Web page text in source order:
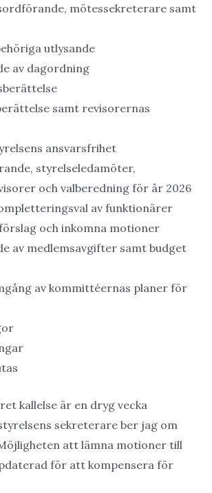
mötessekreterare samt
utlysande
av dagordning
samt revisorernas
ansvarsfrihet
styrelseledamöter,
och valberedning för år 2026
av funktionärer
och inkomna motioner
av medlemsavgifter samt budget
av kommittéernas planer för
kallelse är en dryg vecka
sekreterare ber jag om
att lämna motioner till
för att kompensera för